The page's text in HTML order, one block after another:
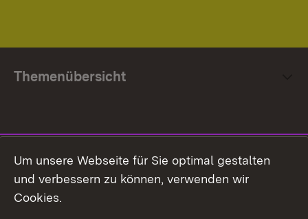
Themenübersicht
Facebook
Um unsere Webseite für Sie optimal gestalten
und verbessern zu können, verwenden wir
Cookies.